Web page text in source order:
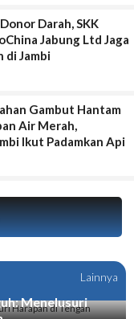
Darah, SKK
Jabung Ltd Jaga
di Jambi
Gambut Hantam
Air Merah,
Ikut Padamkan Api
Lainnya
Menelusuri